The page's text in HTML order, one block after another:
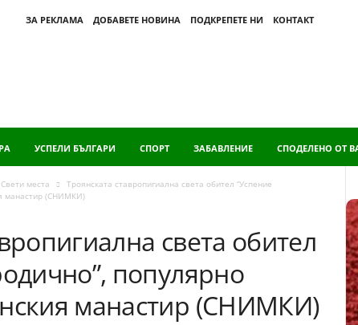
ЗА РЕКЛАМА ДОБАВЕТЕ НОВИНА ПОДКРЕПЕТЕ НИ
КОНТАКТ
УСПЕЛИ БЪЛГАРИ СПОРТ ЗАБАВЛЕНИЕ СПОДЕЛЕНО ОТ
места
Троянската ставропигиална света обител “Успение
манастир (СНИМКИ)
света обител
популярно
манастир (СНИМКИ)